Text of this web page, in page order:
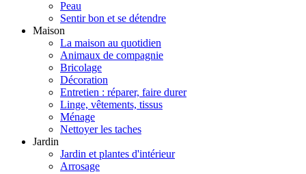
Peau
Sentir bon et se détendre
Maison
La maison au quotidien
Animaux de compagnie
Bricolage
Décoration
Entretien : réparer, faire durer
Linge, vêtements, tissus
Ménage
Nettoyer les taches
Jardin
Jardin et plantes d'intérieur
Arrosage